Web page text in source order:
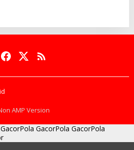
AMP Version
Pola GacorPola GacorPola